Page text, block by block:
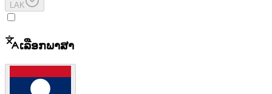
LAK
ເລືອກພາສາ